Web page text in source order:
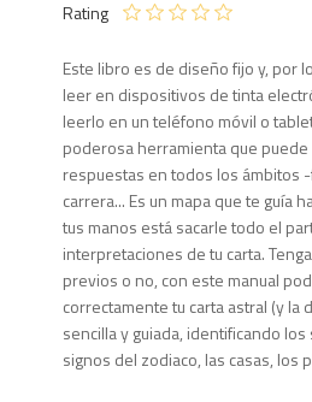
Rating
Este libro es de diseño fijo y, por
leer en dispositivos de tinta
leerlo en un teléfono móvil o
poderosa herramienta que
respuestas en todos los ámbitos
carrera... Es un mapa que te guía
tus manos está sacarle todo el
interpretaciones de tu carta.
previos o no, con este manual
correctamente tu carta astral (y la
sencilla y guiada, identificando
signos del zodiaco, las casas, los